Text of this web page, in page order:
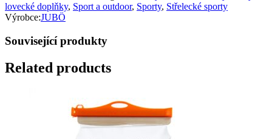
lovecké doplňky, Sport a outdoor, Sporty, Střelecké sporty
Výrobce:JUBÖ
Související produkty
Related products